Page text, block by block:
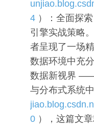
4 ）：全面探
引擎实战策略
者呈现了一场
数据环境中充
数据新视界
与分布式系统
0 ），这篇文